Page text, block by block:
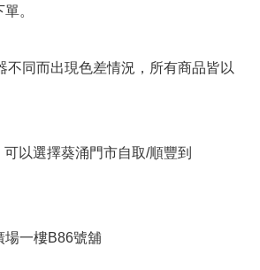
。
同而出現色差情況，所有商品皆以
以選擇葵涌門市自取/順豐到
場一樓B86號舖